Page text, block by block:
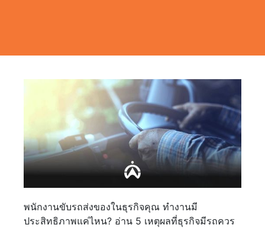
พนักงานขับรถส่งของในธุรกิจคุณ ทำงานมี
ประสิทธิภาพแค่ไหน? อ่าน 5 เหตุผลที่ธุรกิจมีรถควร